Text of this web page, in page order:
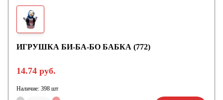
ИГРУШКА БИ-БА-БО БАБКА (772)
14.74 руб.
Наличие: 398 шт